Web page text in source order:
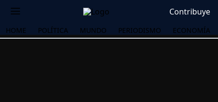
Contribuye
HOME POLÍTICA MUNDO PERIODISMO ECONOMÍA